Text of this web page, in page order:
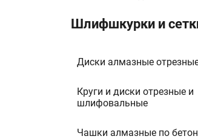
Шлифшкурки и
Диски алмазные
Круги и диски отрезные и
шлифовальные
Чашки алмазные по